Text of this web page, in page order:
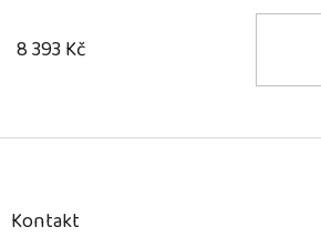
8 393 Kč
Z
Kontakt